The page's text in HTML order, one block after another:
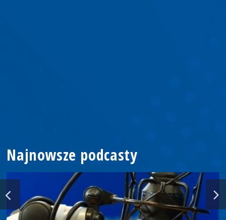
Najnowsze podcasty